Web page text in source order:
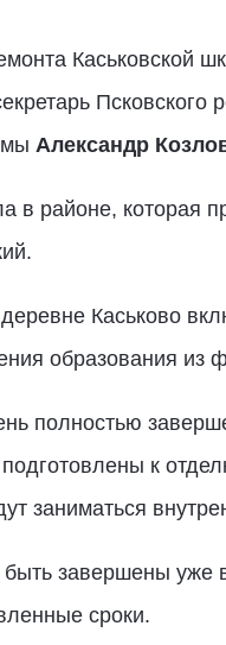
Каськовской
Александр
в районе, которая
Каськово
образования
полностью
к
заниматься
завершены уже
сроки.